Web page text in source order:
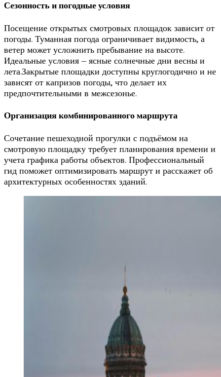
Сезонность и погодные условия
Посещение открытых смотровых площадок зависит от
погоды. Туманная погода ограничивает видимость, а
ветер может усложнить пребывание на высоте.
Идеальные условия – ясные солнечные дни весны и
лета.Закрытые площадки доступны круглогодично и не
зависят от капризов погоды, что делает их
предпочтительными в межсезонье.
Организация комбинированного маршрута
Сочетание пешеходной прогулки с подъёмом на
смотровую площадку требует планирования времени и
учета графика работы объектов. Профессиональный
гид поможет оптимизировать маршрут и расскажет об
архитектурных особенностях зданий.